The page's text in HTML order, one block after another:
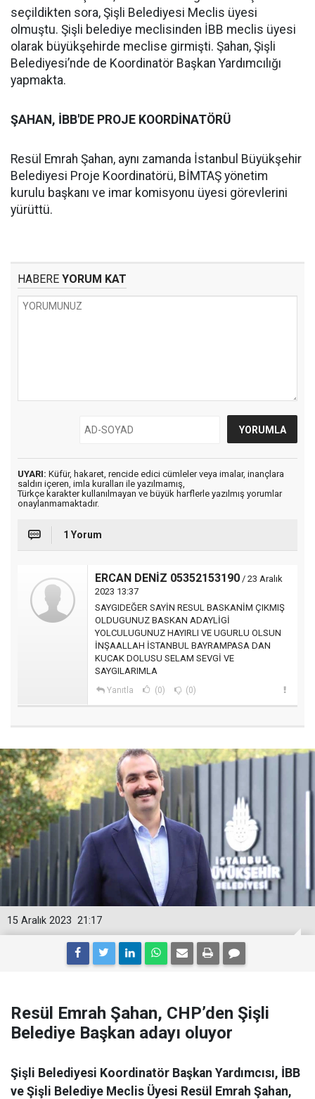
seçildikten sora, Şişli Belediyesi Meclis üyesi
olmuştu. Şişli belediye meclisinden İBB meclis üyesi
olarak büyükşehirde meclise girmişti. Şahan, Şişli
Belediyesi’nde de Koordinatör Başkan Yardımcılığı
yapmakta.
ŞAHAN, İBB'DE PROJE KOORDİNATÖRÜ
Resül Emrah Şahan, aynı zamanda İstanbul Büyükşehir
Belediyesi Proje Koordinatörü, BİMTAŞ yönetim
kurulu başkanı ve imar komisyonu üyesi görevlerini
yürüttü.
HABERE YORUM KAT
UYARI: Küfür, hakaret, rencide edici cümleler veya imalar, inançlara
saldırı içeren, imla kuralları ile yazılmamış,
Türkçe karakter kullanılmayan ve büyük harflerle yazılmış yorumlar
onaylanmamaktadır.
1 Yorum
ERCAN DENİZ 05352153190 / 23 Aralık
2023 13:37
SAYGIDEĞER SAYİN RESUL BASKANİM ÇIKMIŞ
OLDUGUNUZ BASKAN ADAYLİGİ
YOLCULUGUNUZ HAYIRLI VE UGURLU OLSUN
İNŞAALLAH İSTANBUL BAYRAMPASA DAN
KUCAK DOLUSU SELAM SEVGİ VE
SAYGILARIMLA
Yanıtla (0) (0)
21:17
15 Aralık 2023
Resül Emrah Şahan, CHP’den Şişli
Belediye Başkan adayı oluyor
Şişli Belediyesi Koordinatör Başkan Yardımcısı, İBB
ve Şişli Belediye Meclis Üyesi Resül Emrah Şahan,